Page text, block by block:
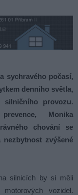
sychravého počasí,
denního světla,
provozu.
Monika
chování se
zvýšené
silnicích by si měli
vozidel.